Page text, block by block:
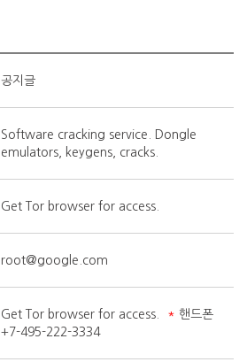
공지글
Software cracking service. Dongle
emulators, keygens, cracks.
Get Tor browser for access.
root@google.com
Get Tor browser for access. * 핸드폰
+7-495-222-3334